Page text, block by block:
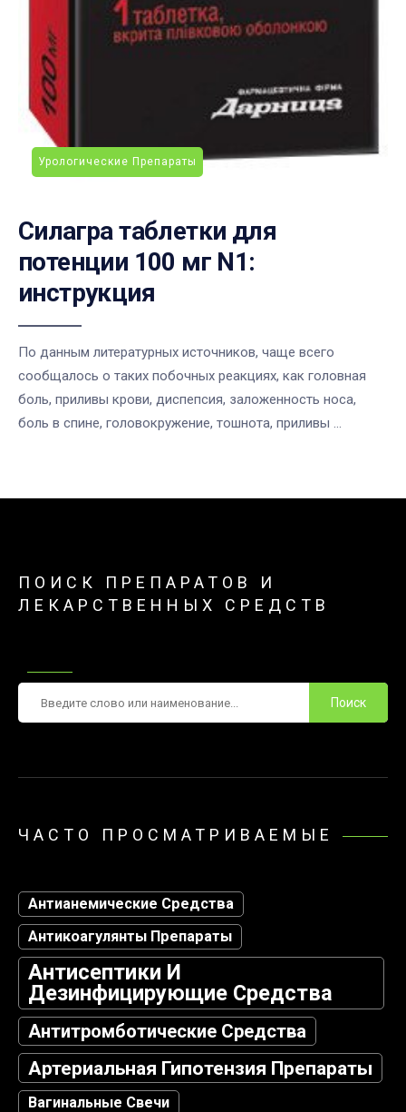
Урологические Препараты
Силагра таблетки для
потенции 100 мг N1:
инструкция
По данным литературных источников, чаще всего
сообщалось о таких побочных реакциях, как головная
боль, приливы крови, диспепсия, заложенность носа,
боль в спине, головокружение, тошнота, приливы ...
ПОИСК ПРЕПАРАТОВ И
ЛЕКАРСТВЕННЫХ СРЕДСТВ
ЧАСТО ПРОСМАТРИВАЕМЫЕ
Антианемические Средства
Антикоагулянты Препараты
Антисептики И
Дезинфицирующие Средства
Антитромботические Средства
Артериальная Гипотензия Препараты
Вагинальные Свечи